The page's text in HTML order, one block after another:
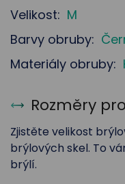
Velikost: M
Barvy obruby:
Materiály obruby:
Rozměry
Zjistěte velikost
brýlových skel. To
brýlí.